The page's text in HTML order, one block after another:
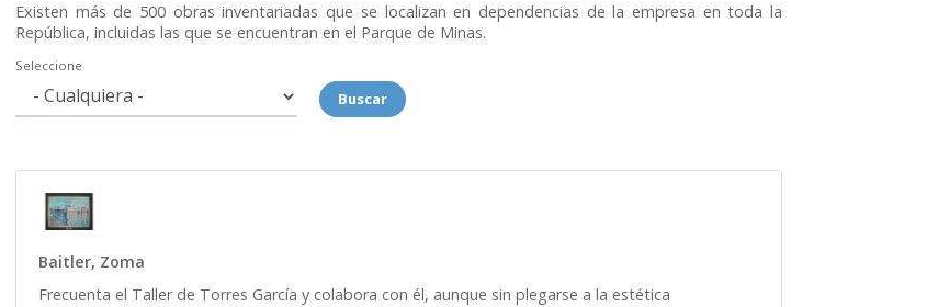
Existen más de 500 obras inventariadas que se localizan en dependencias de la empresa en toda la
República, incluidas las que se encuentran en el Parque de Minas.